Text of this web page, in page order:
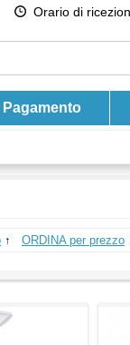
Orario di
Pagamento
↑ ORDINA per prezzo